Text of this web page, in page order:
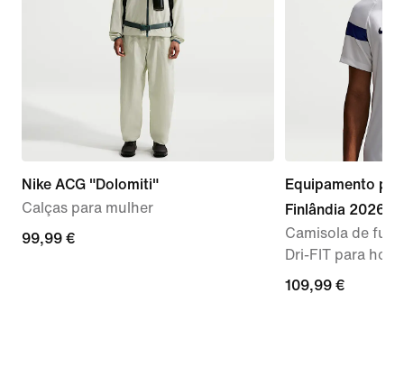
Nike ACG "Dolomiti"
Calças para mulher
99,99
99,99 €
Equipamento
Finlândia 2026
Camisola de
Dri-FIT para
109,99
109,99 €